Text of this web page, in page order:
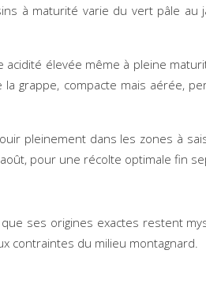
à maturité varie du vert pâle
élevée même à pleine
grappe, compacte mais aérée,
pleinement dans les zones à
pour une récolte optimale fin
ses origines exactes restent
contraintes du milieu montagnard.